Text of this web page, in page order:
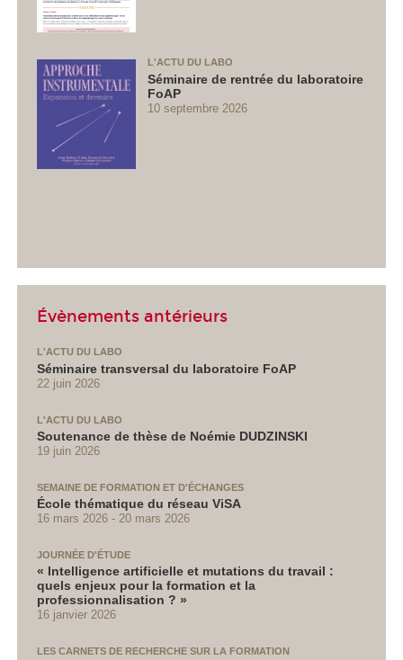
L'ACTU DU LABO
Séminaire de rentrée du laboratoire
FoAP
10 septembre 2026
Évènements antérieurs
L'ACTU DU LABO
Séminaire transversal du laboratoire FoAP
22 juin 2026
L'ACTU DU LABO
Soutenance de thèse de Noémie DUDZINSKI
19 juin 2026
SEMAINE DE FORMATION ET D'ÉCHANGES
École thématique du réseau ViSA
16 mars 2026 20 mars 2026
JOURNÉE D'ÉTUDE
« Intelligence artificielle et mutations du travail :
quels enjeux pour la formation et la
professionnalisation ? »
16 janvier 2026
LES CARNETS DE RECHERCHE SUR LA FORMATION